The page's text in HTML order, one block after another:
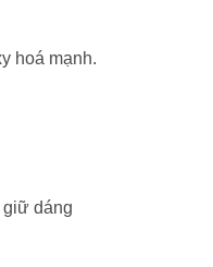
hoá mạnh.
giữ dáng